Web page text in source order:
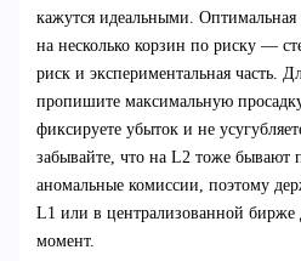
кажутся идеальными. Оптимальная
на несколько корзин по риску —
риск и экспериментальная часть.
пропишите максимальную
фиксируете убыток и не
забывайте, что на L2 тоже бывают
аномальные комиссии, поэтому
L1 или в централизованной бирже
момент.